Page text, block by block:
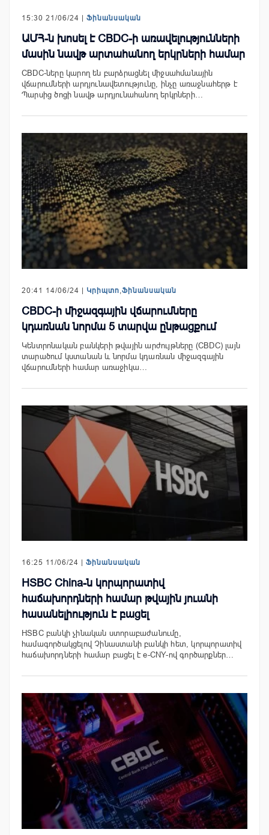
15:30 21/06/24 | Ֆինանսական
ԱՄՀ-ն խոսել է CBDC-ի առավելությունների
մասին նավթ արտահանող երկրների համար
CBDC-ները կարող են բարձրացնել միջսահմանային
վճարումների արդյունավետությունը, ինչը առաջնահերթ է
Պարսից ծոցի նավթ արդյունահանող երկրների…
20:41 14/06/24 | Կրիպտո Ֆինանսական
CBDC-ի միջազգային վճարումները
կդառնան նորմա 5 տարվա ընթացքում
Կենտրոնական բանկերի թվային արժույթները (CBDC) լայն
տարածում կստանան և նորմա կդառնան միջազգային
վճարումների համար առաջիկա…
16:25 11/06/24 | Ֆինանսական
HSBC China-ն կորպորատիվ
հաճախորդների համար թվային յուանի
հասանելիություն է բացել
HSBC բանկի չինական ստորաբաժանումը,
համագործակցելով Չինաստանի բանկի հետ, կորպորատիվ
հաճախորդների համար բացել է e-CNY-ով գործարքներ…